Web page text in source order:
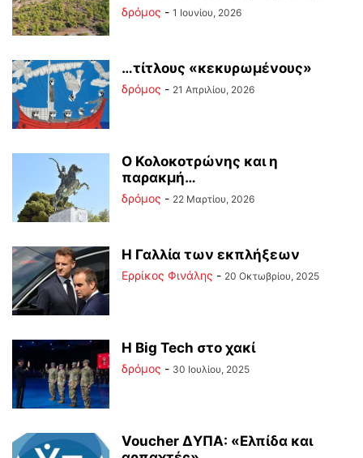
δρόμος - 1 Ιουνίου, 2026
…τίτλους «κεκυρωμένους»
δρόμος - 21 Απριλίου, 2026
Ο Κολοκοτρώνης και η
παρακμή…
δρόμος - 22 Μαρτίου, 2026
Η Γαλλία των εκπλήξεων
Ερρίκος Φινάλης - 20 Οκτωβρίου, 2025
Η Big Tech στο χακί
δρόμος - 30 Ιουλίου, 2025
Voucher ΔΥΠΑ: «Ελπίδα και